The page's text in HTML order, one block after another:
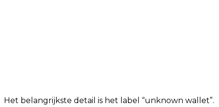
Het belangrijkste detail is het label “unknown wallet”.